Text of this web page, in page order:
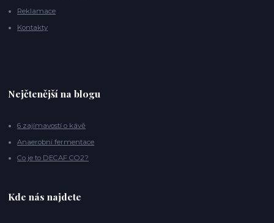
Reklamace
Kontakty
Nejčtenější na blogu
6 zajímavostí o kávě
Anaerobní fermentace
Co je to DECAF CO2?
Kde nás najdete